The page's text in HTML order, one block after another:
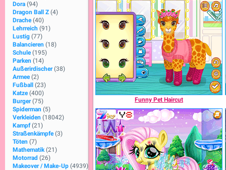
Dora (94)
Dragon Ball Z (4)
Drache (40)
Lehrreich (91)
Lustig (77)
Balancieren (18)
Schule (195)
Parken (14)
Außerirdischer (38)
Armee (2)
Fußball
(23)
Katze (400)
Burger (75)
Spiderman (5)
Verkleiden (18042)
Kampf (21)
Straßenkämpfe (3)
Töten (7)
Mathematik (21)
Motorrad (26)
Makeover / Make-Up (4939)
Funny Pet Haircut